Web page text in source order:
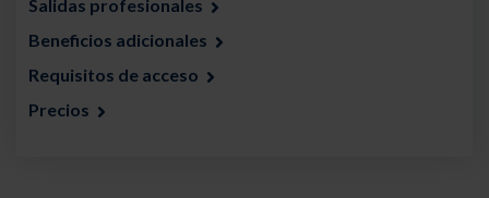
Salidas profesionales
Beneficios adicionales
Requisitos de acceso
Precios